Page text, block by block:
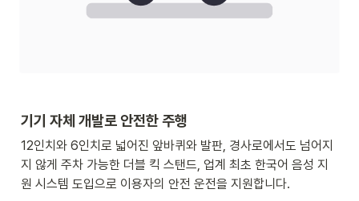
기기 자체 개발로 안전한 주행
12인치와 6인치로 넓어진 앞바퀴와 발판, 경사로에서도 넘어지
지 않게 주차 가능한 더블 킥 스탠드, 업계 최초 한국어 음성 지
원 시스템 도입으로 이용자의 안전 운전을 지원합니다.